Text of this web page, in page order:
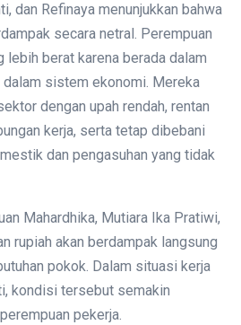
dan Refinaya menunjukkan bahwa
secara netral. Perempuan
lebih berat karena berada dalam
sistem ekonomi. Mereka
dengan upah rendah, rentan
kerja, serta tetap dibebani
dan pengasuhan yang tidak
Mahardhika, Mutiara Ika Pratiwi,
rupiah akan berdampak langsung
pokok. Dalam situasi kerja
kondisi tersebut semakin
pekerja.